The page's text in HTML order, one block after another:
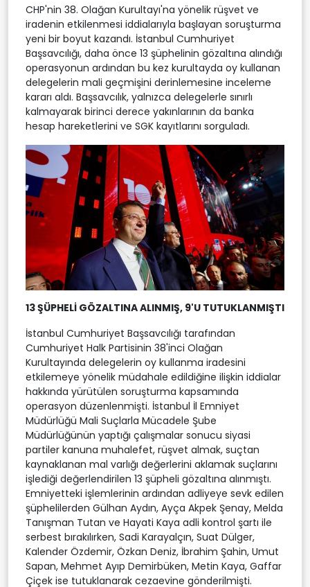
CHP'nin 38. Olağan Kurultayı'na yönelik rüşvet ve
iradenin etkilenmesi iddialarıyla başlayan soruşturma
yeni bir boyut kazandı. İstanbul Cumhuriyet
Başsavcılığı, daha önce 13 şüphelinin gözaltına alındığı
operasyonun ardından bu kez kurultayda oy kullanan
delegelerin mali geçmişini derinlemesine inceleme
kararı aldı. Başsavcılık, yalnızca delegelerle sınırlı
kalmayarak birinci derece yakınlarının da banka
hesap hareketlerini ve SGK kayıtlarını sorguladı.
13 ŞÜPHELİ GÖZALTINA ALINMIŞ, 9'U TUTUKLANMIŞTI
İstanbul Cumhuriyet Başsavcılığı tarafından
Cumhuriyet Halk Partisinin 38'inci Olağan
Kurultayında delegelerin oy kullanma iradesini
etkilemeye yönelik müdahale edildiğine ilişkin iddialar
hakkında yürütülen soruşturma kapsamında
operasyon düzenlenmişti. İstanbul İl Emniyet
Müdürlüğü Mali Suçlarla Mücadele Şube
Müdürlüğünün yaptığı çalışmalar sonucu siyasi
partiler kanuna muhalefet, rüşvet almak, suçtan
kaynaklanan mal varlığı değerlerini aklamak suçlarını
işlediği değerlendirilen 13 şüpheli gözaltına alınmıştı.
Emniyetteki işlemlerinin ardından adliyeye sevk edilen
şüphelilerden Gülhan Aydın, Ayça Akpek Şenay, Melda
Tanışman Tutan ve Hayati Kaya adli kontrol şartı ile
serbest bırakılırken, Sadi Karayalçın, Suat Dülger,
Kalender Özdemir, Özkan Deniz, İbrahim Şahin, Umut
Sapan, Mehmet Ayıp Demirbüken, Metin Kaya, Gaffar
Çiçek ise tutuklanarak cezaevine gönderilmişti.